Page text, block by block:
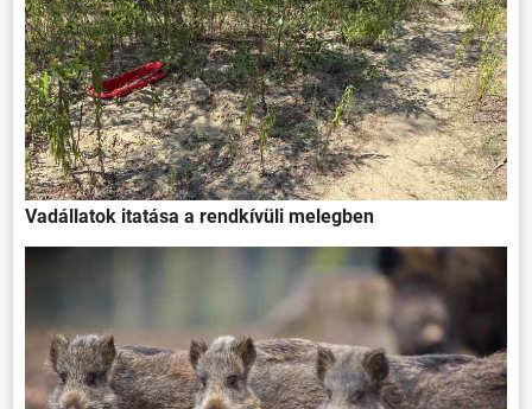
Vadállatok itatása a rendkívüli melegben